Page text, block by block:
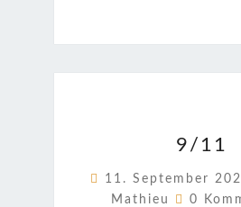
9/11
11. September
Mathieu
0